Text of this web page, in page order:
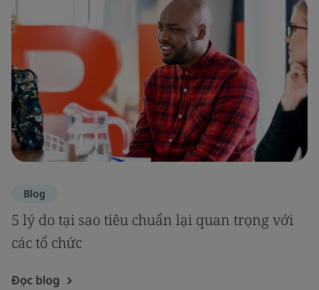
Blog
5 lý do tại sao tiêu chuẩn lại quan trọng với
các tổ chức
Đọc blog